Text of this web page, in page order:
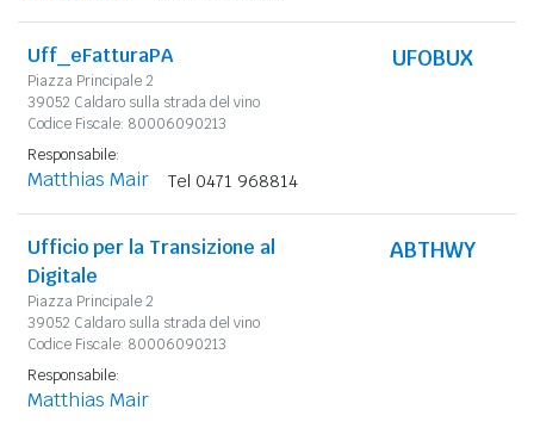
Uff_eFatturaPA
Piazza Principale 2
39052 Caldaro sulla strada del vino
Codice Fiscale: 80006090213
UFOBUX
Responsabile:
Matthias Mair Tel 0471 968814
Ufficio per la Transizione al
Digitale
Piazza Principale 2
39052 Caldaro sulla strada del vino
Codice Fiscale: 80006090213
ABTHWY
Responsabile:
Matthias Mair